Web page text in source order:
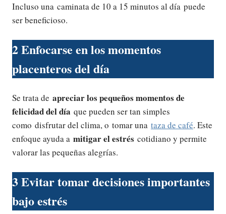
Incluso una caminata de 10 a 15 minutos al día puede
ser beneficioso.
2Enfocarse en los momentos
placenteros del día
Se trata de apreciar los pequeños momentos de
felicidad del día que pueden ser tan simples
como disfrutar del clima, o tomar una taza de café. Este
enfoque ayuda a mitigar el estrés cotidiano y permite
valorar las pequeñas alegrías.
3Evitar tomar decisiones importantes
bajo estrés